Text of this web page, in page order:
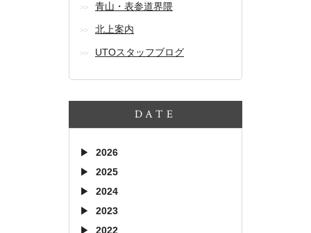
青山・表参道界隈
北上案内
UTOスタッフブログ
DATE
2026
2025
2024
2023
2022